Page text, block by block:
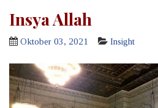
Insya Allah
Oktober 03, 2021 Insight